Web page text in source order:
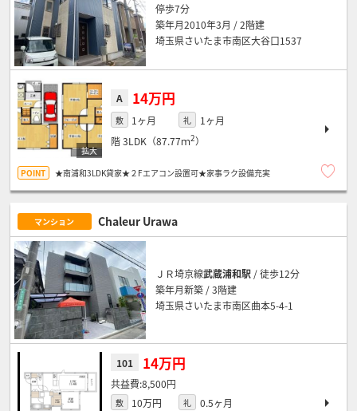
停歩7分
築年月2010年3月 / 2階建
埼玉県さいたま市南区大谷口1537
A 14万円
敷 1ヶ月 礼
1ヶ月
階3LDK（87.77ｍ2）
★南浦和3LDK貸家★２Fエアコン設置可★家事ラク設備充実
マンション Chaleur Urawa
ＪＲ埼京線武蔵浦和駅 / 徒歩12分
築年月新築 / 3階建
埼玉県さいたま市南区曲本5-4-1
101 14万円
8,500円
敷 10万円 礼
0.5ヶ月